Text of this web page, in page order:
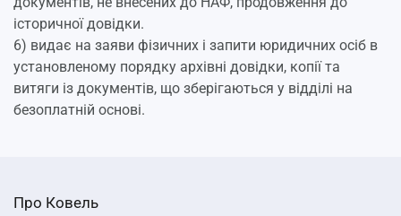
історичної довідки.
6) видає на заяви фізичних і запити юридичних осіб в
установленому порядку архівні довідки, копії та
витяги із документів, що зберігаються у відділі на
безоплатній основі.
Про Ковель